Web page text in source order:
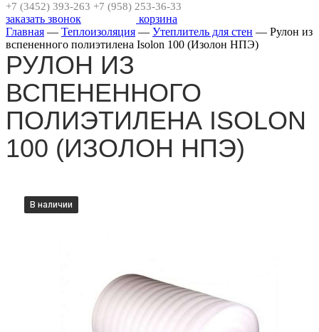
+7 (3452) 393-263 +7 (958) 253-36-33
заказать звонок
корзина
Главная — Теплоизоляция — Утеплитель для стен — Рулон из
вспененного полиэтилена Isolon 100 (Изолон НПЭ)
РУЛОН ИЗ
ВСПЕНЕННОГО
ПОЛИЭТИЛЕНА ISOLON
100 (ИЗОЛОН НПЭ)
В наличии